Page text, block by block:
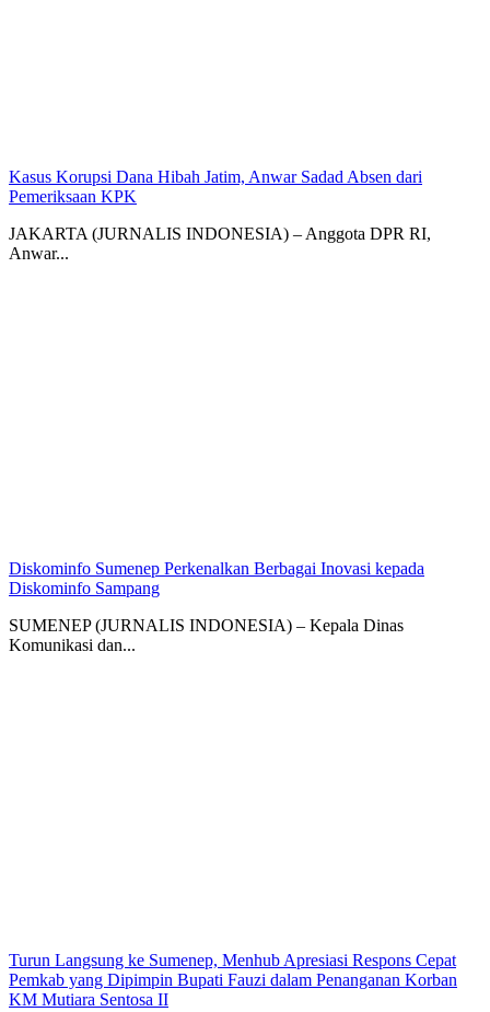
Kasus Korupsi Dana Hibah Jatim, Anwar Sadad Absen dari
Pemeriksaan KPK
JAKARTA (JURNALIS INDONESIA) – Anggota DPR RI,
Anwar...
Diskominfo Sumenep Perkenalkan Berbagai Inovasi kepada
Diskominfo Sampang
SUMENEP (JURNALIS INDONESIA) – Kepala Dinas
Komunikasi dan...
Turun Langsung ke Sumenep, Menhub Apresiasi Respons Cepat
Pemkab yang Dipimpin Bupati Fauzi dalam Penanganan Korban
KM Mutiara Sentosa II